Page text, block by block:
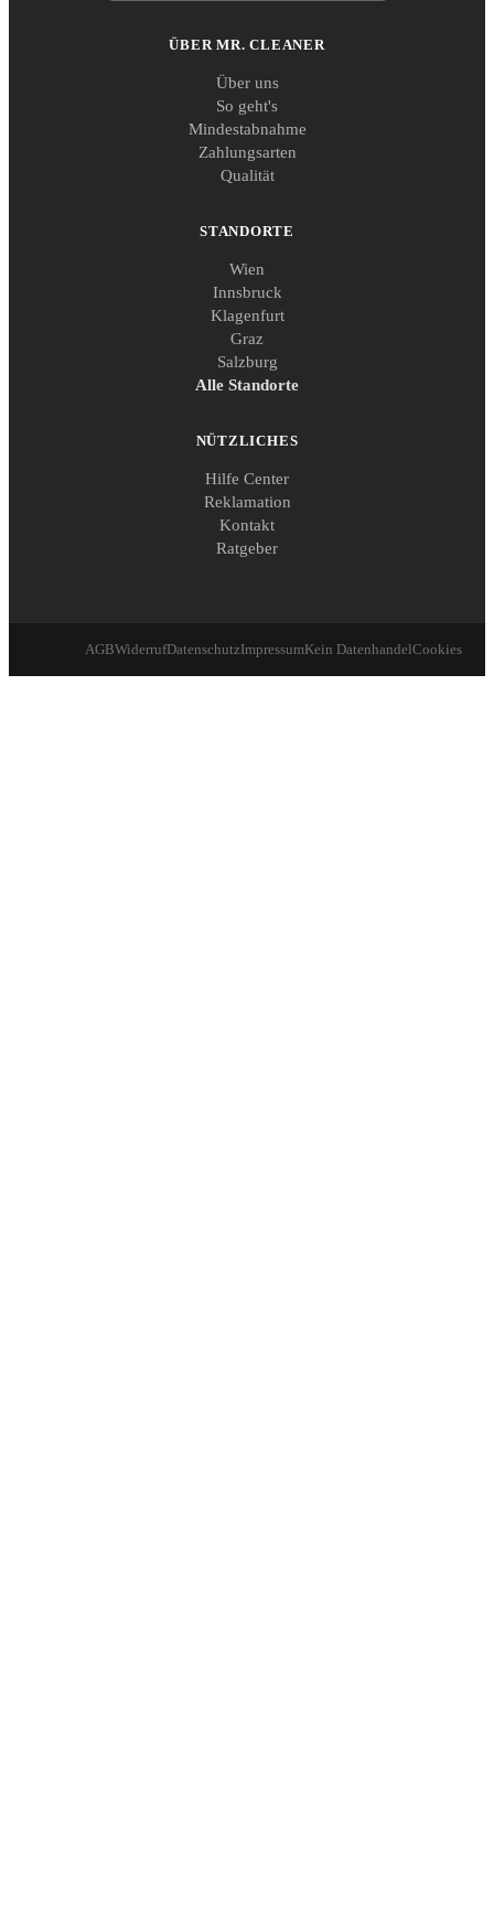
ÜBER MR. CLEANER
Über uns
So geht's
Mindestabnahme
Zahlungsarten
Qualität
STANDORTE
Wien
Innsbruck
Klagenfurt
Graz
Salzburg
Alle Standorte
NÜTZLICHES
Hilfe Center
Reklamation
Kontakt
Ratgeber
AGBWiderrufDatenschutzImpressumKein DatenhandelCookies